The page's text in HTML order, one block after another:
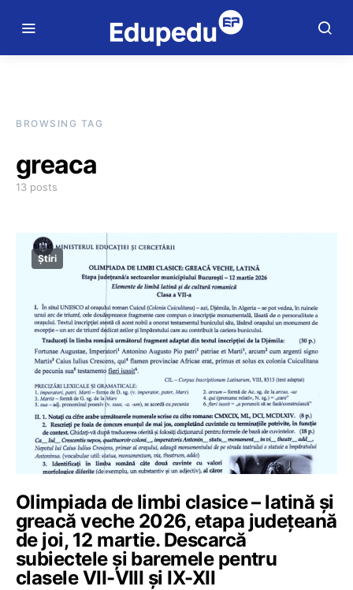
BROWSING TAG
greaca
13 posts
Știri
Olimpiada de limbi clasice – latină și
greacă veche 2026, etapa județeană
de joi, 12 martie. Descarcă
subiectele și baremele pentru
clasele VII-VIII și IX-XII